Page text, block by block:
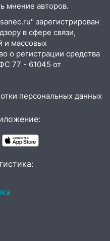
отдал деньги
Opel не
с Kia:
сбила
Mitsubishi сбил
срочно
Свиягу в
открыть к
мнение авторов.
зарегистрирован
в сфере связи,
и массовых
о регистрации средства
77 - 61045 от
персональных данных